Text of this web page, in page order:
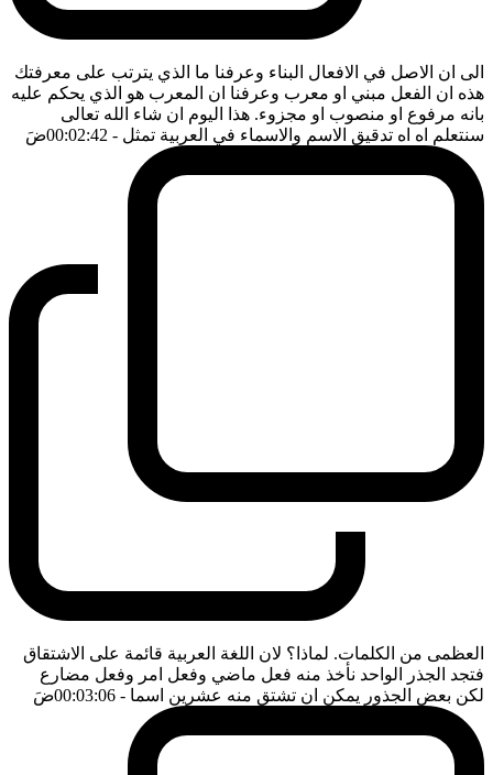
الى ان الاصل في الافعال البناء وعرفنا ما الذي يترتب على معرفتك
هذه ان الفعل مبني او معرب وعرفنا ان المعرب هو الذي يحكم عليه
بانه مرفوع او منصوب او مجزوء. هذا اليوم ان شاء الله تعالى
سنتعلم اه اه تدقيق الاسم والاسماء في العربية تمثل - 00:02:42 ضَ
العظمى من الكلمات. لماذا؟ لان اللغة العربية قائمة على الاشتقاق
فتجد الجذر الواحد نأخذ منه فعل ماضي وفعل امر وفعل مضارع
لكن بعض الجذور يمكن ان تشتق منه عشرين اسما - 00:03:06 ضَ